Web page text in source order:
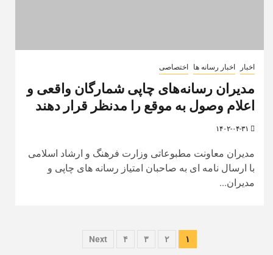
اخبار اخبار رسانه ها اختصاصی
مدیران رسانه‌های چاپی شمارگان واقعی و
اعلام وصول به‌ موقع را مدنظر قرار دهند
مدیران معاونت مطبوعاتی وزارت فرهنگ و ارشاد اسلامی
با ارسال نامه ای به صاحبان امتیاز رسانه های چاپی و
مدیران...
صفحه‌بندی۱ ۲ ۳ ۴ Next